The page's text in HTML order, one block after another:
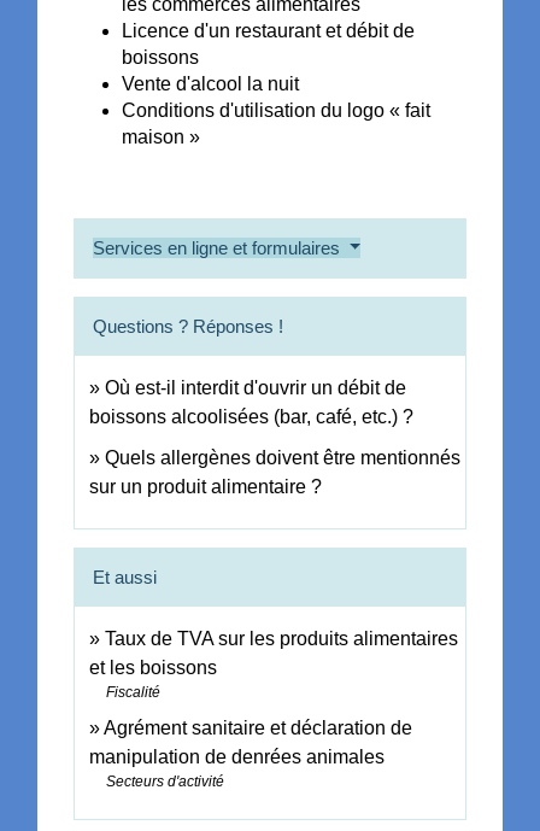
Licence d'un restaurant et débit de
boissons
Vente d'alcool la nuit
Conditions d'utilisation du logo « fait
maison »
Services en ligne et formulaires
Questions ? Réponses !
Où est-il interdit d'ouvrir un débit de
boissons alcoolisées (bar, café, etc.) ?
Quels allergènes doivent être mentionnés
sur un produit alimentaire ?
Et aussi
Taux de TVA sur les produits alimentaires
et les boissons
Fiscalité
Agrément sanitaire et déclaration de
manipulation de denrées animales
Secteurs d'activité